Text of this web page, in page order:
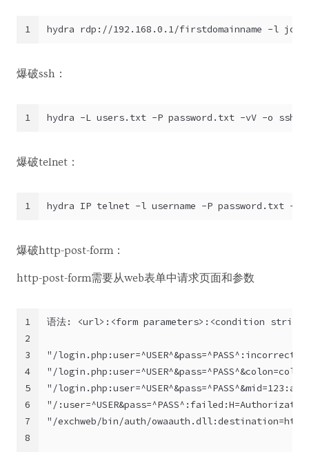
1 hydra rdp://192.168.0.1/firstdomainname -l
爆破ssh：
1 hydra -L users.txt -P password.txt -vV -o
爆破telnet：
1 hydra IP telnet -l username -P password.txt -
爆破http-post-form：
http-post-form需要从web表单中请求页面和参数
1
2
3
4
5
6
7
8
语法: <url>:<form parameters>:<condition
"/login.php:user=^USER^&pass=^PASS^:incorrect"
"/
"/
"/
"/exchweb/bin/auth/